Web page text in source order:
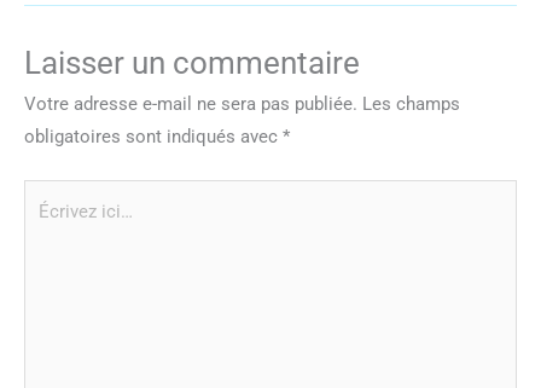
Laisser un commentaire
Votre adresse e-mail ne sera pas publiée. Les champs
obligatoires sont indiqués avec *